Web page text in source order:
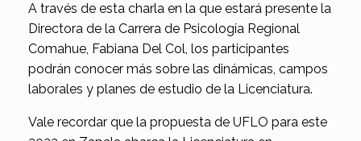
A través de esta charla en la que estará presente la
Directora de la Carrera de Psicología Regional
Comahue, Fabiana Del Col, los participantes
podrán conocer más sobre las dinámicas, campos
laborales y planes de estudio de la Licenciatura.
Vale recordar que la propuesta de UFLO para este